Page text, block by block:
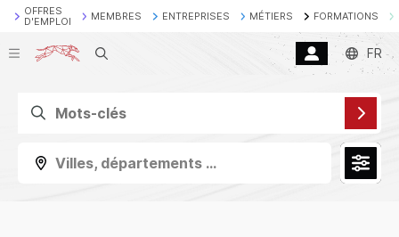
OFFRES
D'EMPLOI
MEMBRES ENTREPRISES MÉTIERS FORMATIONS
Recherche FR
Villes, départements ...